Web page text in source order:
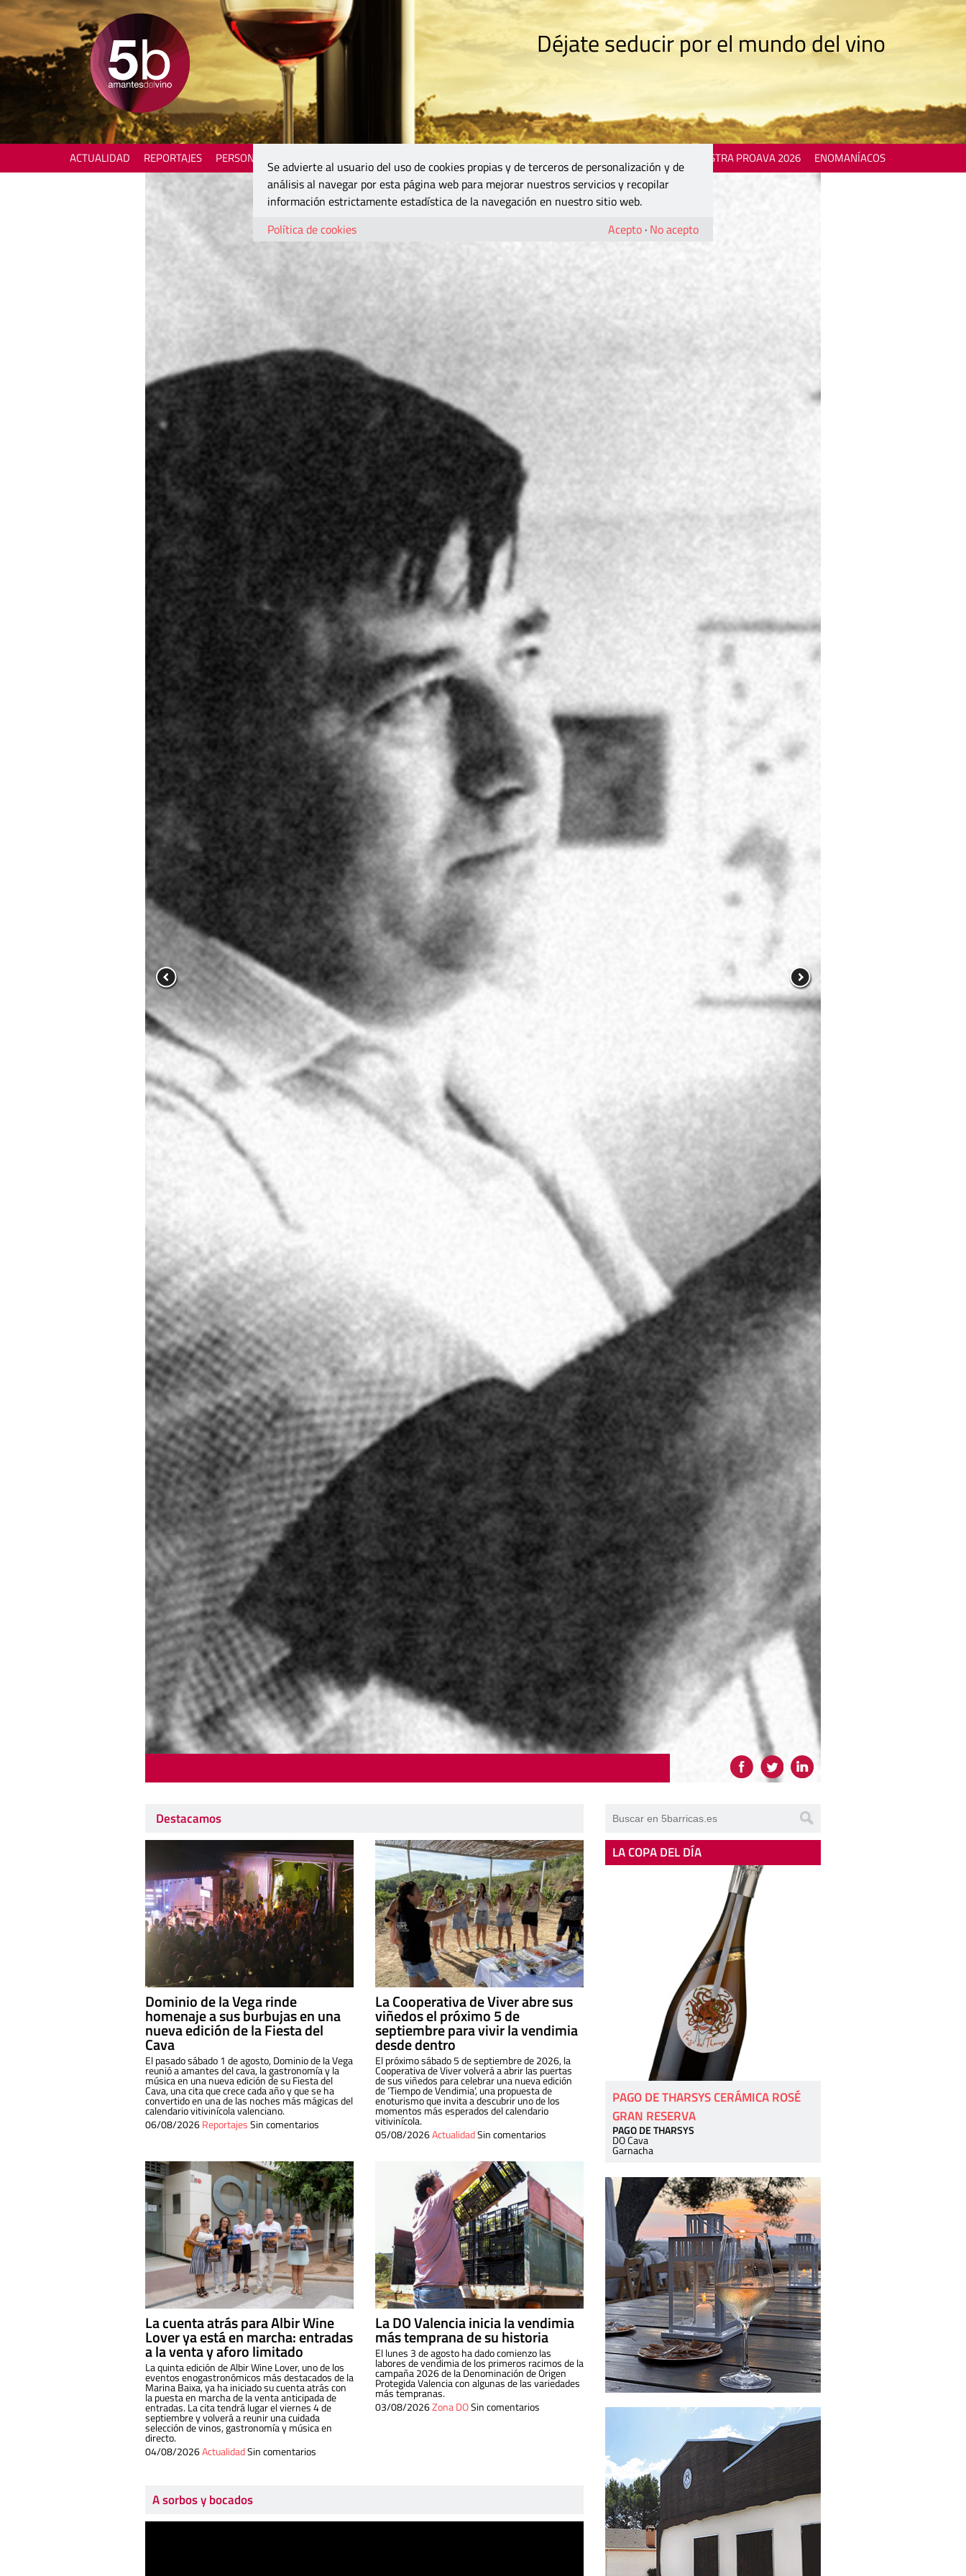
Déjate seducir por el mundo del vino
ACTUALIDAD REPORTAJES PERSONAJES MOSTRA PROAVA 2026 ENOMANÍACOS
Destacamos
Dominio de la Vega rinde
homenaje a sus burbujas en una
nueva edición de la Fiesta del
Cava
El pasado sábado 1 de agosto, Dominio de la Vega
reunió a amantes del cava, la gastronomía y la
música en una nueva edición de su Fiesta del
Cava, una cita que crece cada año y que se ha
convertido en una de las noches más mágicas del
calendario vitivinícola valenciano.
06/08/2026ReportajesSin comentarios
La Cooperativa de Viver abre sus
viñedos el próximo 5 de
septiembre para vivir la vendimia
desde dentro
El próximo sábado 5 de septiembre de 2026, la
Cooperativa de Viver volverá a abrir las puertas
de sus viñedos para celebrar una nueva edición
de ‘Tiempo de Vendimia’, una propuesta de
enoturismo que invita a descubrir uno de los
momentos más esperados del calendario
vitivinícola.
05/08/2026ActualidadSin comentarios
La cuenta atrás para Albir Wine
Lover ya está en marcha: entradas
a la venta y aforo limitado
La quinta edición de Albir Wine Lover, uno de los
eventos enogastronómicos más destacados de la
Marina Baixa, ya ha iniciado su cuenta atrás con
la puesta en marcha de la venta anticipada de
entradas. La cita tendrá lugar el viernes 4 de
septiembre y volverá a reunir una cuidada
selección de vinos, gastronomía y música en
directo.
04/08/2026ActualidadSin comentarios
La DO Valencia inicia la vendimia
más temprana de su historia
El lunes 3 de agosto ha dado comienzo las
labores de vendimia de los primeros racimos de la
campaña 2026 de la Denominación de Origen
Protegida Valencia con algunas de las variedades
más tempranas.
03/08/2026Zona DOSin comentarios
A sorbos y bocados
LA COPA DEL DÍA
PAGO DE THARSYS CERÁMICA ROSÉ
GRAN RESERVA
PAGO DE THARSYS
DO Cava
Garnacha
Se advierte al usuario del uso de cookies propias y de terceros de personalización y de
análisis al navegar por esta página web para mejorar nuestros servicios y recopilar
información estrictamente estadística de la navegación en nuestro sitio web.
Política de cookies
Acepto · No acepto